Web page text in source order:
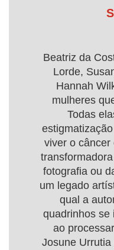
Beatriz da
Lorde,
Hannah
mulheres
Todas
viver o câncer
fotografia ou
um legado
qual a
quadrinhos se
ao
Josune